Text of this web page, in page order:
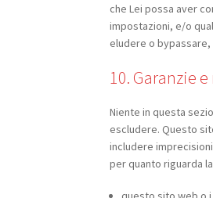
che Lei possa aver
impostazioni, e/o
eludere o
10. Garanzie
Niente in questa
escludere. Questo
includere
per quanto riguarda